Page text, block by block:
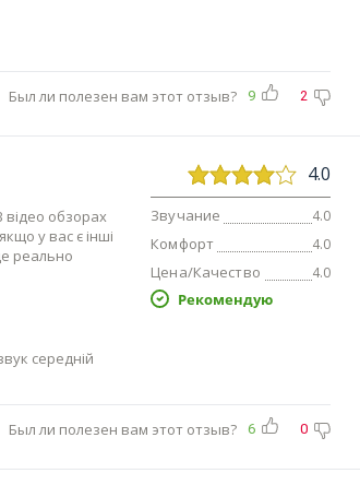
Был ли полезен вам этот отзыв? 9 2
відео обзорах
у вас є інші
реально
середній
4.0
Звучание 4.0
Комфорт 4.0
Цена/Качество 4.0
Рекомендую
Был ли полезен вам этот отзыв? 6 0